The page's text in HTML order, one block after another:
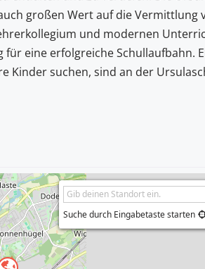
großen Wert auf die Vermittlung
und modernen
eine erfolgreiche Schullaufbahn.
Kinder suchen, sind an der
Suche durch Eingabetaste starten